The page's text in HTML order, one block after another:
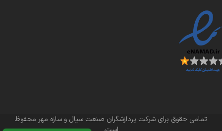
تمامی حقوق برای شرکت پردازشگران صنعت سیال و سازه مهر محفوظ